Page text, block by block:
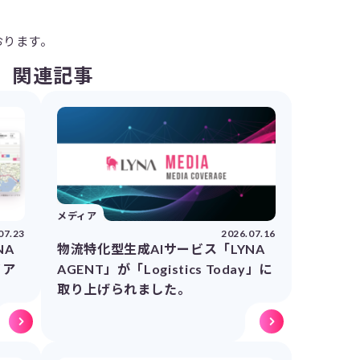
ます。
関連記事
メディア
2026.07.16
物流特化型生成AIサービス「LYNA
AGENT」が「Logistics Today」に
取り上げられました。